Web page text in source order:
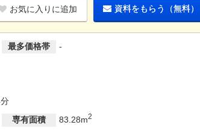
お気に入りに追加 資料をもらう（無料）
最多価格帯
-
専有面積 83.28m2